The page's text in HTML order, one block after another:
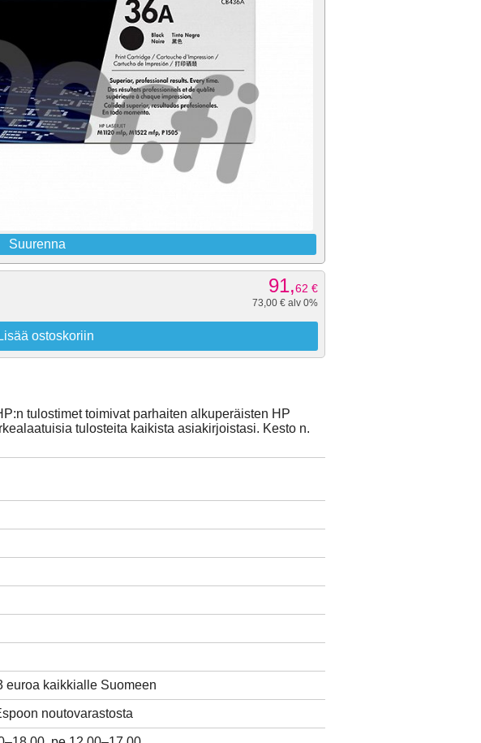
Suurenna
91,62 €
73,00 € alv 0%
Lisää ostoskoriin
tulostimet toimivat parhaiten alkuperäisten HP
tulosteita kaikista asiakirjoistasi. Kesto n.
euroa kaikkialle Suomeen
noutovarastosta